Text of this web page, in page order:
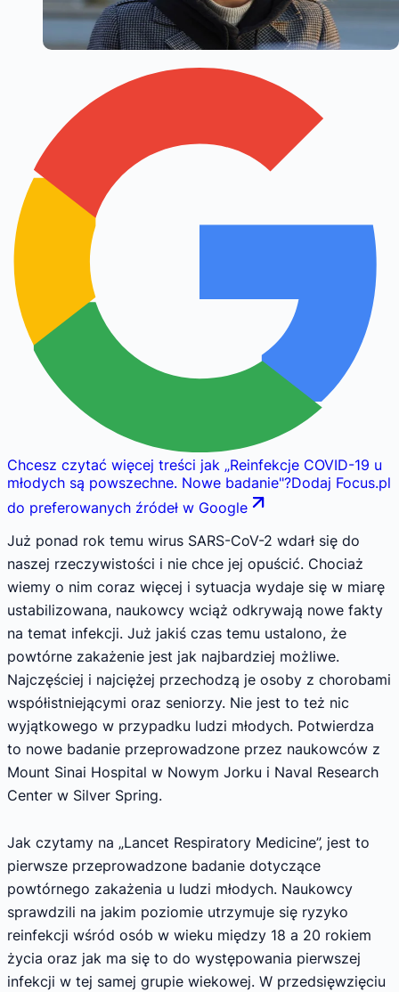
Chcesz czytać więcej treści jak „Reinfekcje COVID-19 u
młodych są powszechne. Nowe badanie"?Dodaj Focus.pl
do preferowanych źródeł w Google
Już ponad rok temu wirus SARS-CoV-2 wdarł się do
naszej rzeczywistości i nie chce jej opuścić. Chociaż
wiemy o nim coraz więcej i sytuacja wydaje się w miarę
ustabilizowana, naukowcy wciąż odkrywają nowe fakty
na temat infekcji. Już jakiś czas temu ustalono, że
powtórne zakażenie jest jak najbardziej możliwe.
Najczęściej i najciężej przechodzą je osoby z chorobami
współistniejącymi oraz seniorzy. Nie jest to też nic
wyjątkowego w przypadku ludzi młodych. Potwierdza
to nowe badanie przeprowadzone przez naukowców z
Mount Sinai Hospital w Nowym Jorku i Naval Research
Center w Silver Spring.
Jak czytamy na „Lancet Respiratory Medicine”, jest to
pierwsze przeprowadzone badanie dotyczące
powtórnego zakażenia u ludzi młodych. Naukowcy
sprawdzili na jakim poziomie utrzymuje się ryzyko
reinfekcji wśród osób w wieku między 18 a 20 rokiem
życia oraz jak ma się to do występowania pierwszej
infekcji w tej samej grupie wiekowej. W przedsięwzięciu